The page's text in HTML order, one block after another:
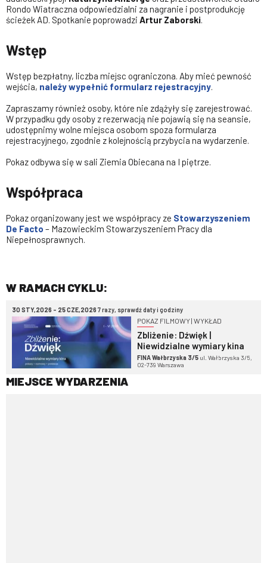
Rondo Wiatraczna odpowiedzialni za nagranie i postprodukcję
ścieżek AD. Spotkanie poprowadzi Artur Zaborski.
Wstęp
Wstęp bezpłatny, liczba miejsc ograniczona. Aby mieć pewność
wejścia, należy wypełnić formularz rejestracyjny.
Zapraszamy również osoby, które nie zdążyły się zarejestrować.
W przypadku gdy osoby z rezerwacją nie pojawią się na seansie,
udostępnimy wolne miejsca osobom spoza formularza
rejestracyjnego, zgodnie z kolejnością przybycia na wydarzenie.
Pokaz odbywa się w sali Ziemia Obiecana na I piętrze.
Współpraca
Pokaz organizowany jest we współpracy ze Stowarzyszeniem
De Facto – Mazowieckim Stowarzyszeniem Pracy dla
Niepełnosprawnych.
W RAMACH CYKLU:
30 STY,2026 - 25 CZE,2026 7 razy, sprawdź daty i godziny
POKAZ FILMOWY | WYKŁAD
Zbliżenie: Dźwięk |
Niewidzialne wymiary kina
FINA Wałbrzyska 3/5 ul. Wałbrzyska 3/5,
02-739 Warszawa
MIEJSCE WYDARZENIA